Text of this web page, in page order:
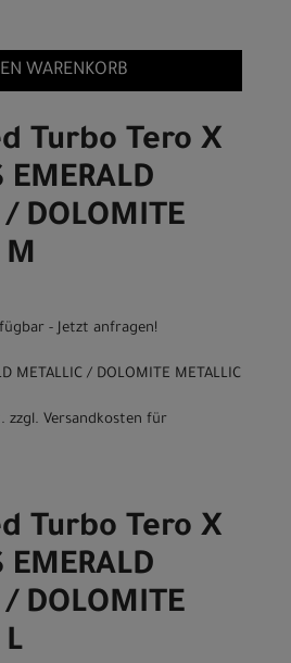
WARENKORB
Turbo Tero X
EMERALD
/ DOLOMITE
M
- Jetzt anfragen!
METALLIC / DOLOMITE METALLIC
zzgl. Versandkosten für
Turbo Tero X
EMERALD
/ DOLOMITE
L